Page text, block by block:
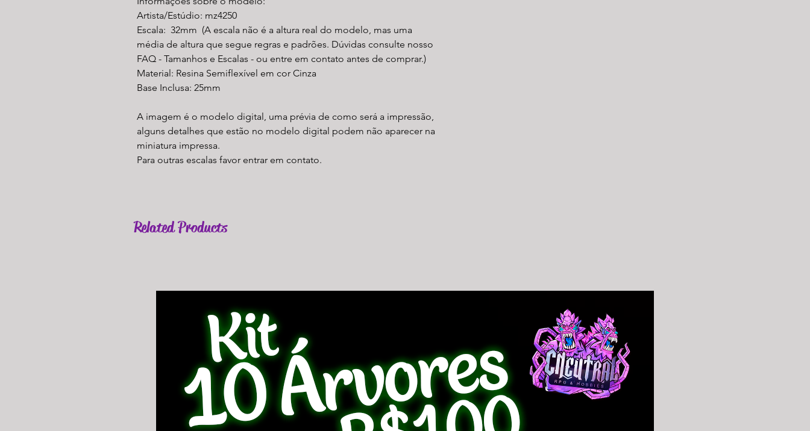
Artista/Estúdio: mz4250
Escala: 32mm (A escala não é a altura real do modelo, mas uma
média de altura que segue regras e padrões. Dúvidas consulte nosso
FAQ - Tamanhos e Escalas - ou entre em contato antes de comprar.)
Material: Resina Semiflexível em cor Cinza
Base Inclusa: 25mm
A imagem é o modelo digital, uma prévia de como será a impressão,
alguns detalhes que estão no modelo digital podem não aparecer na
miniatura impressa.
Para outras escalas favor entrar em contato.
Related Products